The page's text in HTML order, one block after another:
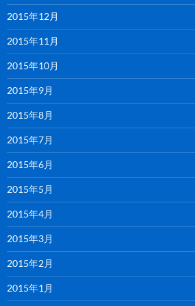
2015年12月
2015年11月
2015年10月
2015年9月
2015年8月
2015年7月
2015年6月
2015年5月
2015年4月
2015年3月
2015年2月
2015年1月